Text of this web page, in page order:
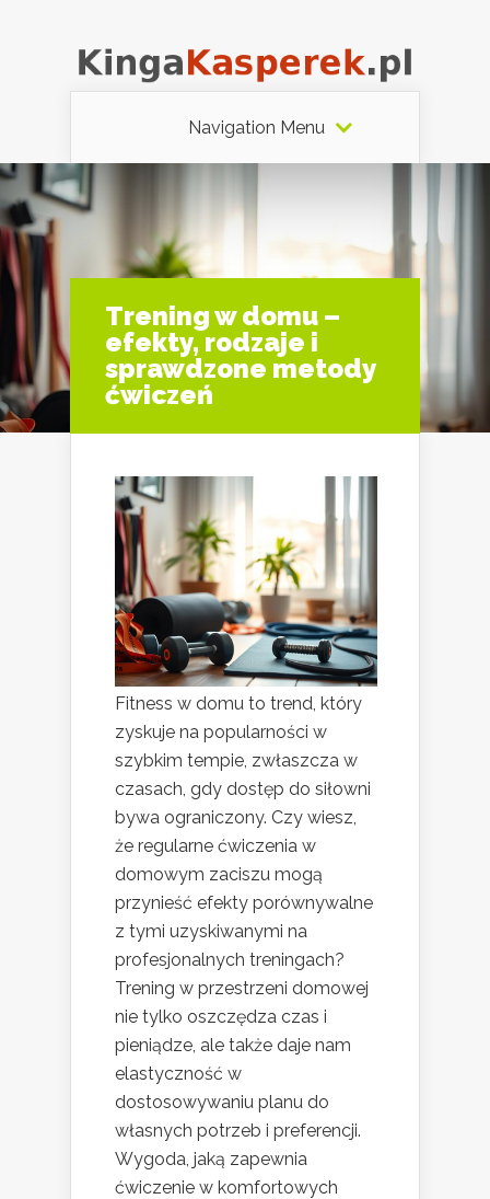
Navigation Menu
Trening w domu –
efekty, rodzaje i
sprawdzone metody
ćwiczeń
Fitness w domu to trend, który
zyskuje na popularności w
szybkim tempie, zwłaszcza w
czasach, gdy dostęp do siłowni
bywa ograniczony. Czy wiesz,
że regularne ćwiczenia w
domowym zaciszu mogą
przynieść efekty porównywalne
z tymi uzyskiwanymi na
profesjonalnych treningach?
Trening w przestrzeni domowej
nie tylko oszczędza czas i
pieniądze, ale także daje nam
elastyczność w
dostosowywaniu planu do
własnych potrzeb i preferencji.
Wygoda, jaką zapewnia
ćwiczenie w komfortowych